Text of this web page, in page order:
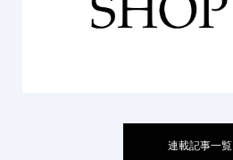
連載記事一覧